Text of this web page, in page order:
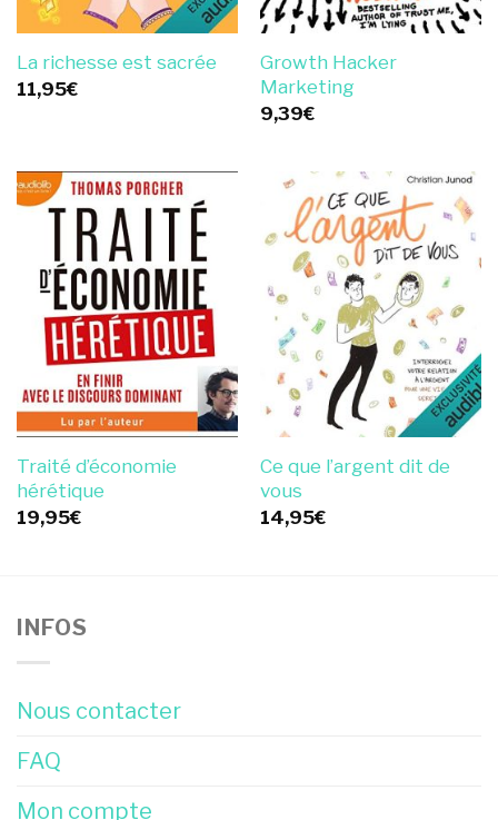
La richesse est sacrée
11,95€
Growth Hacker
Marketing
9,39€
Traité d’économie
hérétique
19,95€
Ce que l’argent dit de
vous
14,95€
INFOS
Nous contacter
FAQ
Mon compte